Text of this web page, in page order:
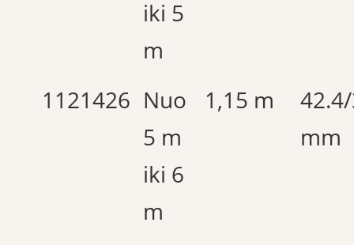
iki 5
m
1121426 Nuo
5 m
iki 6
m
1,15 m
mm